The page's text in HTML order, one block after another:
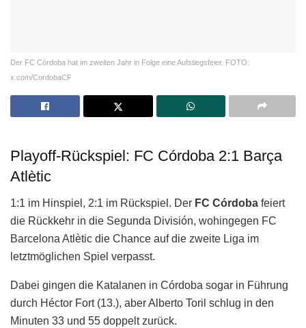
Der FC Córdoba hat im zweiten Jahr in Folge eine Aufstiegsfeier. FOTO:
x.com/CordobaCF
Playoff-Rückspiel: FC Córdoba 2:1 Barça
Atlètic
1:1 im Hinspiel, 2:1 im Rückspiel. Der FC Córdoba feiert
die Rückkehr in die Segunda División, wohingegen FC
Barcelona Atlètic die Chance auf die zweite Liga im
letztmöglichen Spiel verpasst.
Dabei gingen die Katalanen in Córdoba sogar in Führung
durch Héctor Fort (13.), aber Alberto Toril schlug in den
Minuten 33 und 55 doppelt zurück.